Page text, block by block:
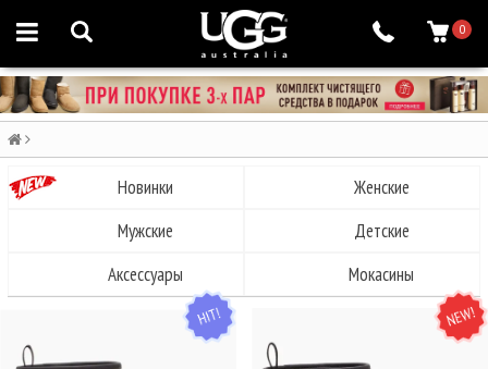
0
Новинки
Женские
Мужские
Детские
Аксессуары
Мокасины
HIT NEW